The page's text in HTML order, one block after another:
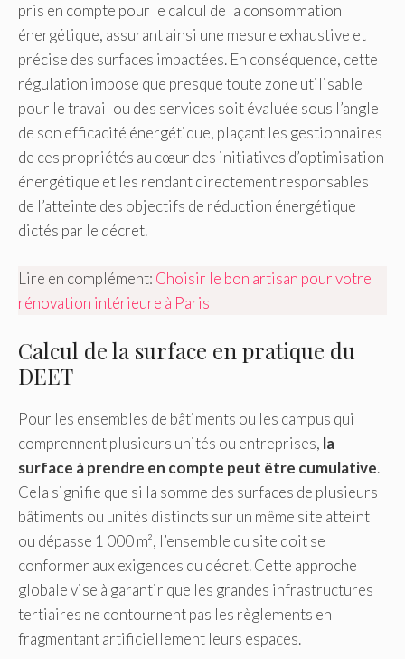
pris en compte pour le calcul de la consommation
énergétique, assurant ainsi une mesure exhaustive et
précise des surfaces impactées. En conséquence, cette
régulation impose que presque toute zone utilisable
pour le travail ou des services soit évaluée sous l’angle
de son efficacité énergétique, plaçant les gestionnaires
de ces propriétés au cœur des initiatives d’optimisation
énergétique et les rendant directement responsables
de l’atteinte des objectifs de réduction énergétique
dictés par le décret.
Lire en complément: Choisir le bon artisan pour votre
rénovation intérieure à Paris
Calcul de la surface en pratique du
DEET
Pour les ensembles de bâtiments ou les campus qui
comprennent plusieurs unités ou entreprises, la
surface à prendre en compte peut être cumulative.
Cela signifie que si la somme des surfaces de plusieurs
bâtiments ou unités distincts sur un même site atteint
ou dépasse 1 000 m², l’ensemble du site doit se
conformer aux exigences du décret. Cette approche
globale vise à garantir que les grandes infrastructures
tertiaires ne contournent pas les règlements en
fragmentant artificiellement leurs espaces.